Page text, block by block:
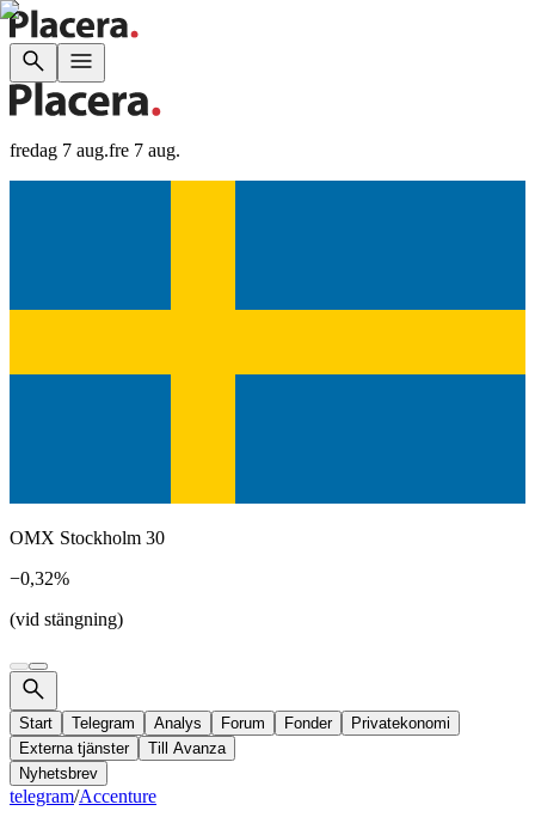
fredag 7 aug.fre 7 aug.
OMX Stockholm 30
−0,32%
(vid stängning)
Start Telegram Analys Forum Fonder
Privatekonomi
Externa tjänster
Till Avanza
Nyhetsbrev
telegram/Accenture